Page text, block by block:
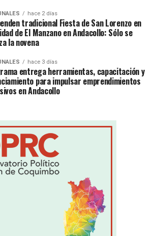
hace 2 días
tradicional Fiesta de San Lorenzo en
de El Manzano en Andacollo: Sólo se
la novena
hace 3 días
entrega herramientas, capacitación y
para impulsar emprendimientos
en Andacollo